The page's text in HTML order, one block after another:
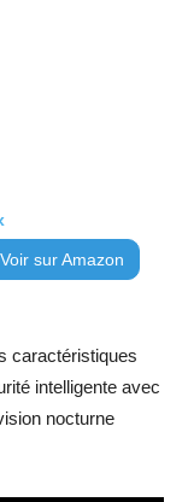
Voir sur Amazon
caractéristiques
intelligente avec
nocturne